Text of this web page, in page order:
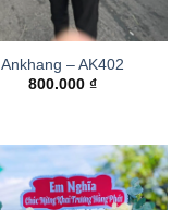
Ankhang – AK402
800.000 ₫